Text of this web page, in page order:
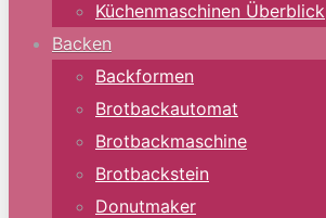
Küchenmaschinen Überblick
Backen
Backformen
Brotbackautomat
Brotbackmaschine
Brotbackstein
Donutmaker